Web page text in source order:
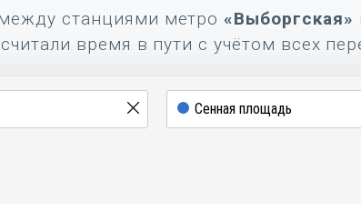
станциями метро«Выборгская»
время в пути с учётом всех